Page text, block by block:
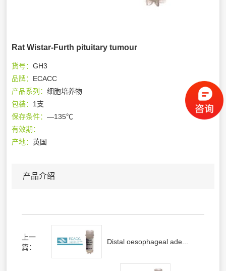
Rat Wistar-Furth pituitary tumour
货号：GH3
品牌： ECACC
产品系列：细胞培养物
包装： 1支
保存条件：—135℃
有效期：
产地：英国
产品介绍
上一
篇：
Distal oesophageal ade...